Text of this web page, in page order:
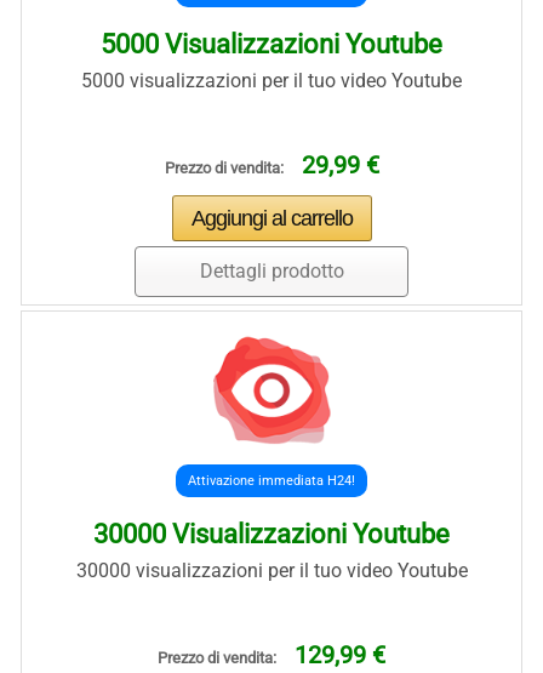
5000 Visualizzazioni Youtube
5000 visualizzazioni per il tuo video Youtube
Prezzo di vendita: 29,99 €
Dettagli prodotto
Attivazione immediata H24!
30000 Visualizzazioni Youtube
30000 visualizzazioni per il tuo video Youtube
Prezzo di vendita: 129,99 €